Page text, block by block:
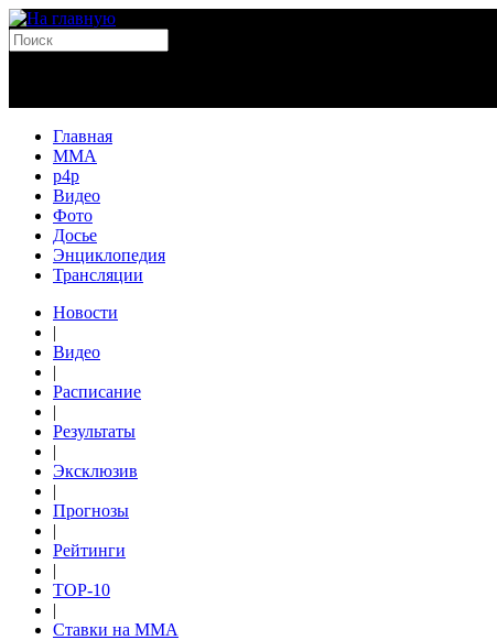
Главная
MMA
p4p
Видео
Фото
Досье
Энциклопедия
Трансляции
Новости
|
Видео
|
Расписание
|
Результаты
|
Эксклюзив
|
Прогнозы
|
Рейтинги
|
TOP-10
|
Ставки на ММА